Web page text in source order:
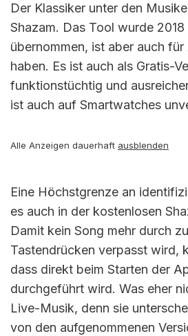
Der Klassiker unter den
Shazam. Das Tool wurde
übernommen, ist aber auch
haben. Es ist auch als Gratis-
funktionstüchtig und
ist auch auf Smartwatches
Alle Anzeigen dauerhaft ausblenden
Eine Höchstgrenze an
es auch in der kostenlosen
Damit kein Song mehr durch
Tastendrücken verpasst wird,
dass direkt beim Starten der
durchgeführt wird. Was eher
Live-Musik, denn sie
von den aufgenommenen